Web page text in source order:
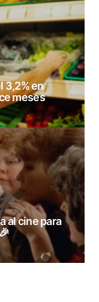
3,2% en
meses
al cine para